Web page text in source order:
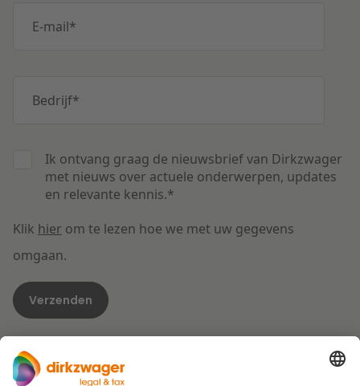
E-mail*
Bedrijf*
Ik ontvang graag de nieuwsbrief van Dirkzwager
met nieuws over actuele onderwerpen, updates
en relevante kennis.*
Klik hier om te lezen hoe we met uw gegevens
omgaan.